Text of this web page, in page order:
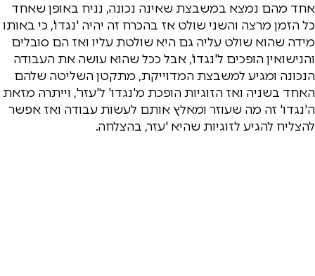
אחד מהם נמצא במשבצת שאינה נכונה, נניח באופן שאחד
כל הזמן מרצה והשני שולט אז בהכרח זה יהיה 'נגדו', כי באותו
מידה שהוא שולט עליה גם היא שולטת עליו ואז הם סובלים
והנישואין הופכים ל'נגדו', אבל ככל שהוא עושה את העבודה
הנכונה ומגיע למשבצת המדוייקת, מתקטן השליטה שלהם
האחד בשניה ואז הזוגיות הופכת מ'נגדו' ל'עזר', וייתרה מזאת
ה'נגדו' זה מה שעוזר ומאלץ אותם לעשות עבודה ואז אפשר
להצליח להגיע לזוגיות שהיא 'עזר, בהצלחה.